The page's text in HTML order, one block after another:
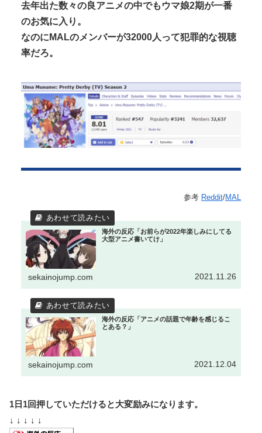
去年出た数々の良アニメの中でもウマ娘2期が一番
のお気に入り。
なのにMALのメンバーが32000人って犯罪的な視聴
率だろ。
参考 Reddit/MAL
海外の反応「お前らが2022年楽しみにしてる
大型アニメ書いてけ」
sekainojump.com 2021.11.26
海外の反応「アニメの話題で年齢を感じるこ
とある？」
sekainojump.com 2021.12.04
1日1回押していただけると大変励みになります。
↓ ↓ ↓ ↓ ↓